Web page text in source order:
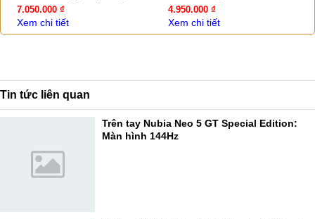
Gen 3)
7.050.000 ₫
Xem chi tiết
4.950.000 ₫
Xem chi tiết
Tin tức liên quan
Trên tay Nubia Neo 5 GT Special Edition:
Màn hình 144Hz